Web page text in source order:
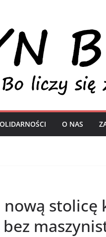
O NAS
stolicę
bez